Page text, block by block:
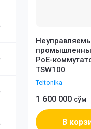
H3C
SDNET
PoE-
TSW100
Teltonika
1 600 000 сўм
В